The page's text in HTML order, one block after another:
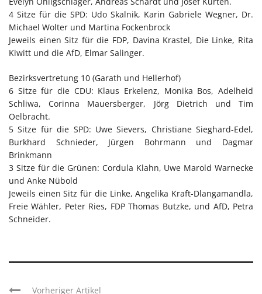
4 Sitze für die SPD: Udo Skalnik, Karin Gabriele Wegner, Dr.
Michael Wolter und Martina Fockenbrock
Jeweils einen Sitz für die FDP, Davina Krastel, Die Linke, Rita
Kiwitt und die AfD, Elmar Salinger.
Bezirksvertretung 10 (Garath und Hellerhof)
6 Sitze für die CDU: Klaus Erkelenz, Monika Bos, Adelheid
Schliwa, Corinna Mauersberger, Jörg Dietrich und Tim
Oelbracht.
5 Sitze für die SPD: Uwe Sievers, Christiane Sieghard-Edel,
Burkhard Schnieder, Jürgen Bohrmann und Dagmar
Brinkmann
3 Sitze für die Grünen: Cordula Klahn, Uwe Marold Warnecke
und Anke Nübold
Jeweils einen Sitz für die Linke, Angelika Kraft-Dlangamandla,
Freie Wähler, Peter Ries, FDP Thomas Butzke, und AfD, Petra
Schneider.
Vorheriger Artikel